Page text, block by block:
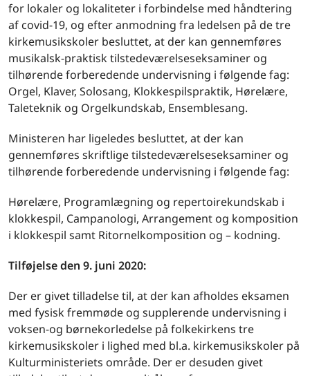
for lokaler og lokaliteter i forbindelse med håndtering
af covid-19, og efter anmodning fra ledelsen på de tre
kirkemusikskoler besluttet, at der kan gennemføres
musikalsk-praktisk tilstedeværelseseksaminer og
tilhørende forberedende undervisning i følgende fag:
Orgel, Klaver, Solosang, Klokkespilspraktik, Hørelære,
Taleteknik og Orgelkundskab, Ensemblesang.
Ministeren har ligeledes besluttet, at der kan
gennemføres skriftlige tilstedeværelseseksaminer og
tilhørende forberedende undervisning i følgende fag:
Hørelære, Programlægning og repertoirekundskab i
klokkespil, Campanologi, Arrangement og komposition
i klokkespil samt Ritornelkomposition og – kodning.
Tilføjelse den 9. juni 2020:
Der er givet tilladelse til, at der kan afholdes eksamen
med fysisk fremmøde og supplerende undervisning i
voksen-og børnekorledelse på folkekirkens tre
kirkemusikskoler i lighed med bl.a. kirkemusikskoler på
Kulturministeriets område. Der er desuden givet